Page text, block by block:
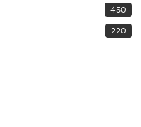
450
220